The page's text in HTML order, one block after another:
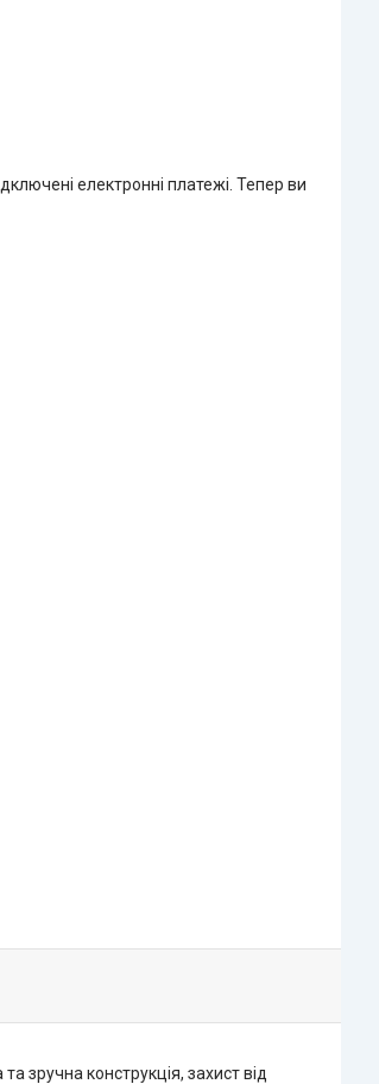
електронні платежі. Тепер ви
зручна конструкція, захист від